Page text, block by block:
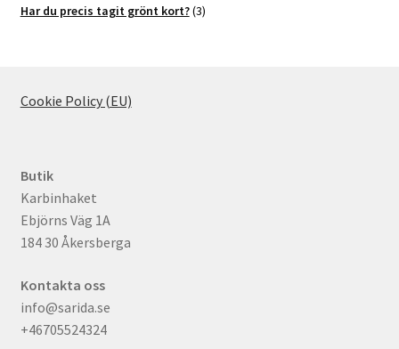
produkter
Har du precis tagit grönt kort? 33
Cookie Policy (EU)
Butik
Karbinhaket
Ebjörns Väg 1A
184 30 Åkersberga
Kontakta oss
info@sarida.se
+46705524324